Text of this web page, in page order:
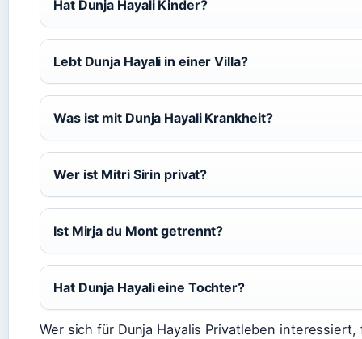
Hat Dunja Hayali Kinder?
Lebt Dunja Hayali in einer Villa?
Was ist mit Dunja Hayali Krankheit?
Wer ist Mitri Sirin privat?
Ist Mirja du Mont getrennt?
Hat Dunja Hayali eine Tochter?
Wer sich für Dunja Hayalis Privatleben